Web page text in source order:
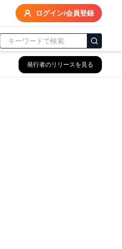
ログイン/会員登録
発行者のリリースを見る